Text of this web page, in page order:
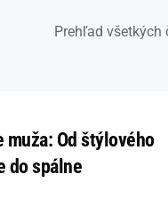
Prehľad
muža: Od štýlového
do spálne